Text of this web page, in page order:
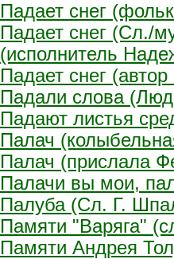
Падает снег
Падает снег (Сл./
(исполнитель
Падает снег
Падали слова
Падают листья
Палач
Палач (прислала
Палачи вы мои,
Палуба (Сл. Г.
Памяти "Варяга"
Памяти Андрея